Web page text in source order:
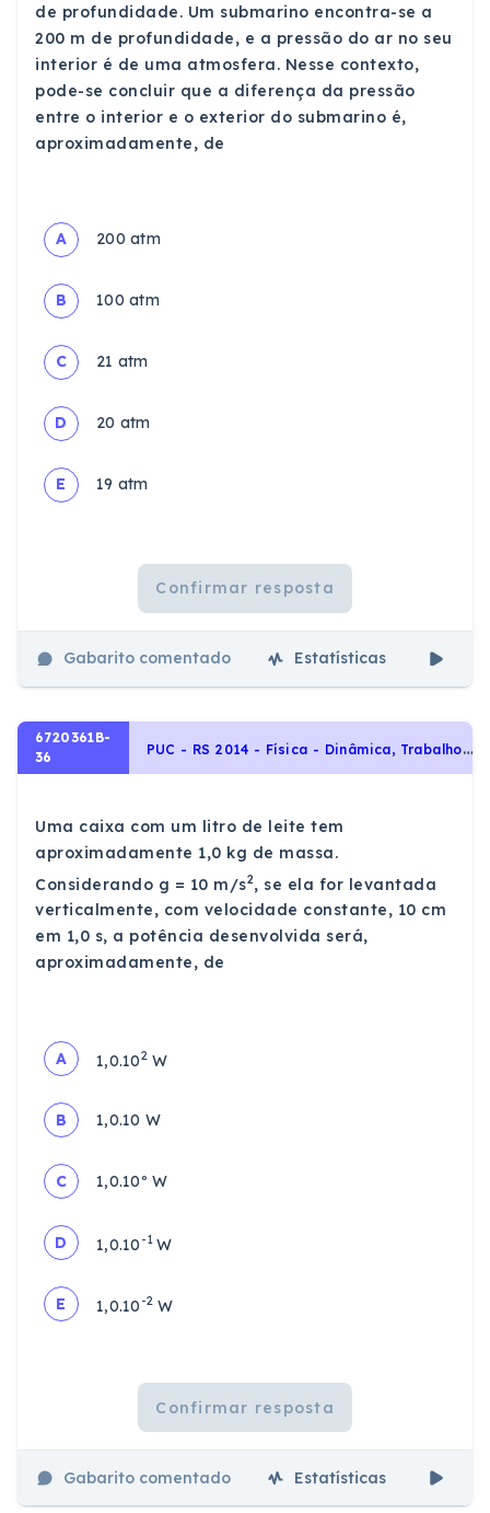
de profundidade. Um submarino encontra-se a
200 m de profundidade, e a pressão do ar no seu
interior é de uma atmosfera. Nesse contexto,
pode-se concluir que a diferença da pressão
entre o interior e o exterior do submarino é,
aproximadamente, de
A 200 atm
B 100 atm
C 21 atm
D 20 atm
E 19 atm
Confirmar resposta
Gabarito comentado Estatísticas
6720361B-
36
P
UC - RS 2014 - Física - Dinâmica, Trabalho e Energia
Uma caixa com um litro de leite tem
aproximadamente 1,0 kg de massa.
Considerando g = 10 m/s2, se ela for levantada
verticalmente, com velocidade constante, 10 cm
em 1,0 s, a potência desenvolvida será,
aproximadamente, de
A 1,0.102W
B 1,0.10 W
C 1,0.10º W
D 1,0.10 -1W
E 1,0.10 -2 W
Confirmar resposta
Gabarito comentado Estatísticas